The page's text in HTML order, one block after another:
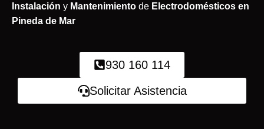
Instalación y Mantenimiento de Electrodomésticos en
Pineda de Mar
930 160 114
Solicitar Asistencia